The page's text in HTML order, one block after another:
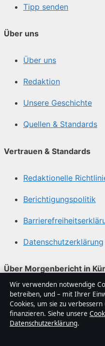
Tipp senden
Über uns
Über uns
Redaktion
Unsere Geschichte
Quellen & Standards
Vertrauen & Standards
Redaktionelle
Berichtigungspolitik
Datenschutzerklärung
Über Morgenbericht in
Morgenbericht ist ein
Nachrichtenanbieter mit
Technik und Gesellschaft
trägt eine Byline, wird von
Wir verwenden notwendige
betreiben, und – mit Ihrer
Cookies, um sie zu
finanzieren. Siehe unsere
Datenschutzerklärung.